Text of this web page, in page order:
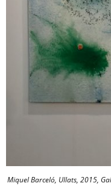
Miquel Barceló, Ullats, 2015,